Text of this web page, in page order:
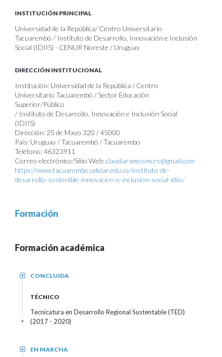
INSTITUCIÓN PRINCIPAL
Universidad de la República/ Centro Universitario
Tacuarembó / Instituto de Desarrollo, Innovación e Inclusión
Social (IDIIS) - CENUR Noreste / Uruguay
DIRECCIÓN INSTITUCIONAL
Institución: Universidad de la República / Centro
Universitario Tacuarembó / Sector Educación
Superior/Público
/ Instituto de Desarrollo, Innovación e Inclusión Social
(IDIIS)
Dirección: 25 de Mayo 320 / 45000
País: Uruguay / Tacuarembó / Tacuarembo
Teléfono: 46323911
Correo electrónico/Sitio Web:claudiaramosmcrs@gmail.com
https://www.tacuarembo.udelar.edu.uy/instituto-de-
desarrollo-sostenible-innovacion-e-inclusion-social-idiis/
Formación
Formación académica
CONCLUIDA
+
TÉCNICO
Tecnicatura en Desarrollo Regional Sustentable (TED)
(2017 - 2020)
+
EN MARCHA
+